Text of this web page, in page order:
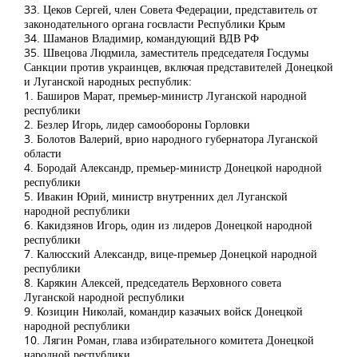
33. Цеков Сергей, член Совета Федерации, представитель от
законодательного органа госвласти Республики Крым
34. Шаманов Владимир, командующий ВДВ РФ
35. Швецова Людмила, заместитель председателя Госдумы
Санкции против украинцев, включая представителей Донецкой
и Луганской народных республик:
1. Баширов Марат, премьер-министр Луганской народной
республики
2. Безлер Игорь, лидер самообороны Горловки
3. Болотов Валерий, врио народного губернатора Луганской
области
4. Бородай Александр, премьер-министр Донецкой народной
республики
5. Ивакин Юрий, министр внутренних дел Луганской
народной республики
6. Какидзянов Игорь, один из лидеров Донецкой народной
республики
7. Калюсский Александр, вице-премьер Донецкой народной
республики
8. Карякин Алексей, председатель Верховного совета
Луганской народной республики
9. Козицин Николай, командир казачьих войск Донецкой
народной республики
10. Лягин Роман, глава избирательного комитета Донецкой